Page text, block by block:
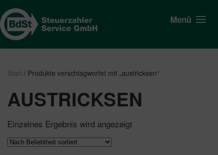
Menü
Start / Produkte verschlagwortet mit „austricksen“
AUSTRICKSEN
Einzelnes Ergebnis wird angezeigt